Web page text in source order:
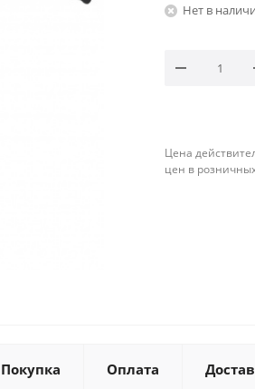
Нет в
Цена
цен в
Покупка Оплата